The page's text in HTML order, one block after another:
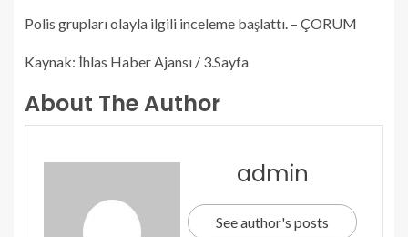
Polis grupları olayla ilgili inceleme başlattı. – ÇORUM
Kaynak: İhlas Haber Ajansı / 3.Sayfa
About The Author
admin
See author's posts